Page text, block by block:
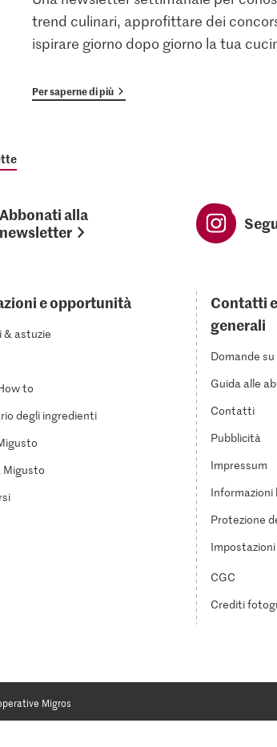
trend culinari, approfittare dei
ispirare giorno dopo giorno la tua
Per saperne di più
Abbonati alla
newsletter
e opportunità
& astuzie
to
degli ingredienti
Migusto
Contatti
generali
Domande
Guida alle
Contatti
Pubblicità
Impressum
Informazioni
Protezione
CGC
Crediti
Migros